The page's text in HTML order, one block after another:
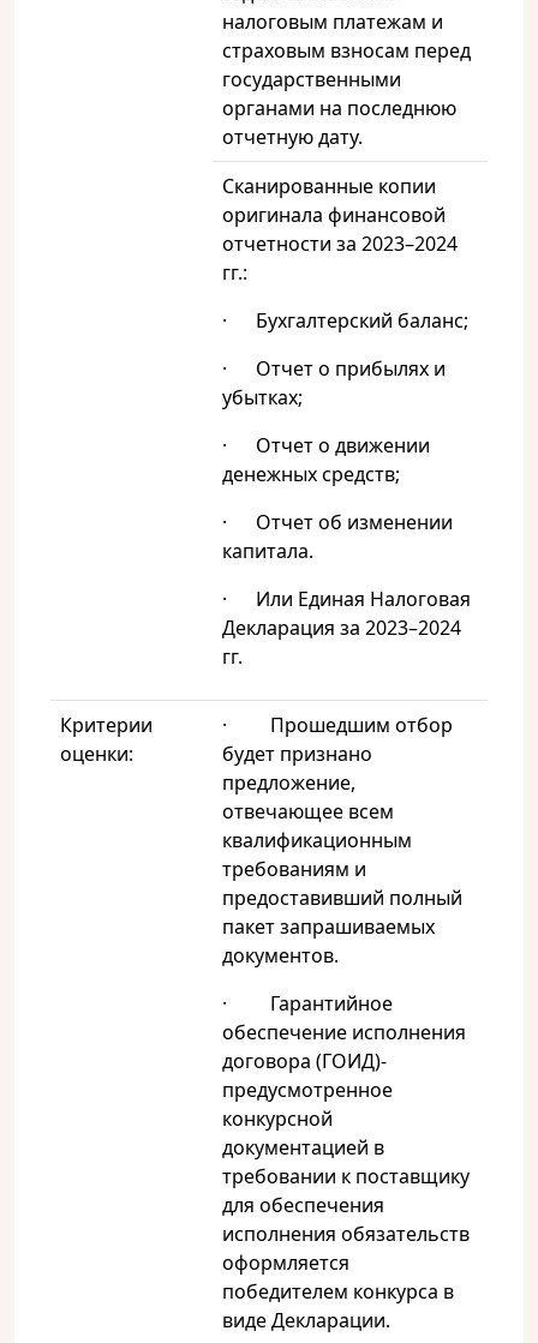
налоговым платежам и
страховым взносам перед
государственными
органами на последнюю
отчетную дату.
Сканированные копии
оригинала финансовой
отчетности за 2023–2024
гг.:
· Бухгалтерский баланс;
· Отчет о прибылях и
убытках;
· Отчет о движении
денежных средств;
· Отчет об изменении
капитала.
· Или Единая Налоговая
Декларация за 2023–2024
гг.
Критерии
оценки:
· Прошедшим отбор
будет признано
предложение,
отвечающее всем
квалификационным
требованиям и
предоставивший полный
пакет запрашиваемых
документов.
· Гарантийное
обеспечение исполнения
договора (ГОИД)-
предусмотренное
конкурсной
документацией в
требовании к поставщику
для обеспечения
исполнения обязательств
оформляется
победителем конкурса в
виде Декларации.